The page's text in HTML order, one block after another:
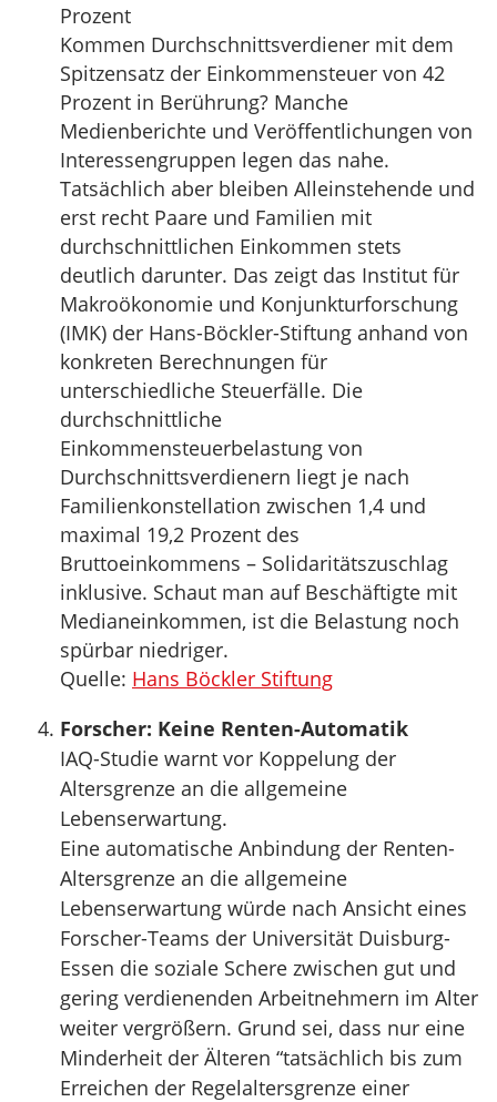
Prozent
Kommen Durchschnittsverdiener mit dem
Spitzensatz der Einkommensteuer von 42
Prozent in Berührung? Manche
Medienberichte und Veröffentlichungen von
Interessengruppen legen das nahe.
Tatsächlich aber bleiben Alleinstehende und
erst recht Paare und Familien mit
durchschnittlichen Einkommen stets
deutlich darunter. Das zeigt das Institut für
Makroökonomie und Konjunkturforschung
(IMK) der Hans-Böckler-Stiftung anhand von
konkreten Berechnungen für
unterschiedliche Steuerfälle. Die
durchschnittliche
Einkommensteuerbelastung von
Durchschnittsverdienern liegt je nach
Familienkonstellation zwischen 1,4 und
maximal 19,2 Prozent des
Bruttoeinkommens – Solidaritätszuschlag
inklusive. Schaut man auf Beschäftigte mit
Medianeinkommen, ist die Belastung noch
spürbar niedriger.
Quelle: Hans Böckler Stiftung
Forscher: Keine Renten-Automatik
IAQ-Studie warnt vor Koppelung der
Altersgrenze an die allgemeine
Lebenserwartung.
Eine automatische Anbindung der Renten-
Altersgrenze an die allgemeine
Lebenserwartung würde nach Ansicht eines
Forscher-Teams der Universität Duisburg-
Essen die soziale Schere zwischen gut und
gering verdienenden Arbeitnehmern im Alter
weiter vergrößern. Grund sei, dass nur eine
Minderheit der Älteren “tatsächlich bis zum
Erreichen der Regelaltersgrenze einer